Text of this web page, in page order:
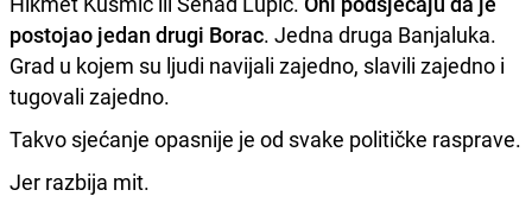
postojao jedan drugi Borac. Jedna druga Banjaluka.
Grad u kojem su ljudi navijali zajedno, slavili zajedno i
tugovali zajedno.
Takvo sjećanje opasnije je od svake političke rasprave.
Jer razbija mit.